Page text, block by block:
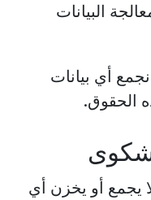
البيانات
أي بيانات
الحقوق.
يجمع أو يخزن أي